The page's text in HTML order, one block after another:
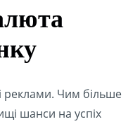
реклами. Чим більше
шанси на успіх